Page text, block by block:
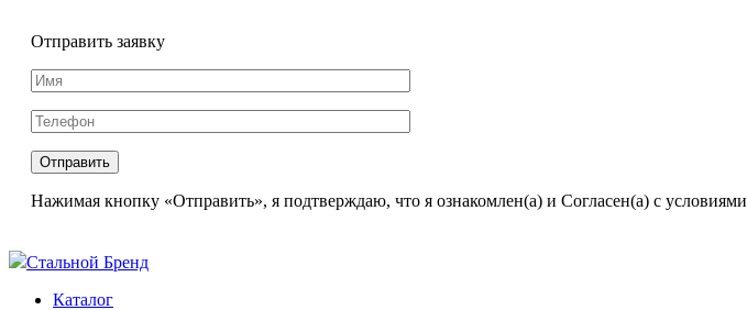
Отправить заявку
Нажимая кнопку «Отправить», я подтверждаю, что я ознакомлен(а) и Согласен(а) с условиями
Стальной Бренд
Каталог